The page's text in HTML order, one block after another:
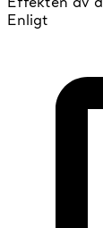
Enligt